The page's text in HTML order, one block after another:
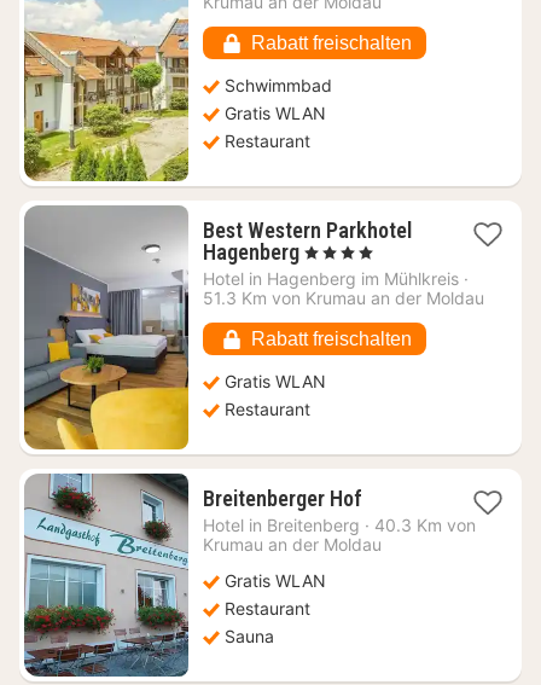
€
Rabatt freischalten
Schwimmbad
Gratis WLAN
Restaurant
Best Western Parkhotel
Hagenberg1
Nacht
ab
€
, 4 Sterne
Hotel in Hagenberg im Mühlkreis ·
51.3 Km von Krumau an der Moldau
Rabatt freischalten
Gratis WLAN
Restaurant
Breitenberger Hof1
Nacht
ab
Hotel in Breitenberg · 40.3 Km von
Krumau an der Moldau
Gratis WLAN
Restaurant
Sauna